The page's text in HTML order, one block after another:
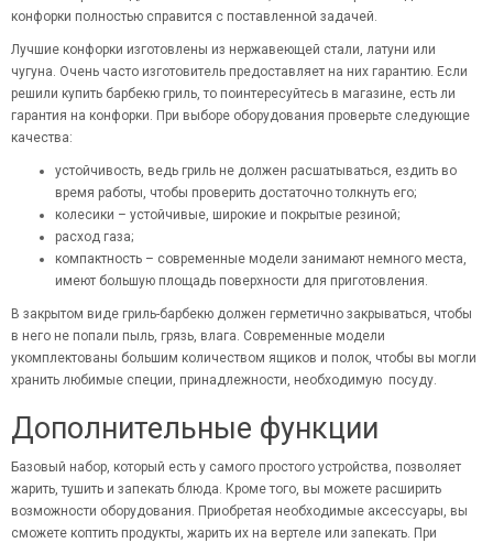
конфорки полностью справится с поставленной задачей.
Лучшие конфорки изготовлены из нержавеющей стали, латуни или
чугуна. Очень часто изготовитель предоставляет на них гарантию. Если
решили купить барбекю гриль, то поинтересуйтесь в магазине, есть ли
гарантия на конфорки. При выборе оборудования проверьте следующие
качества:
устойчивость, ведь гриль не должен расшатываться, ездить во
время работы, чтобы проверить достаточно толкнуть его;
колесики – устойчивые, широкие и покрытые резиной;
расход газа;
компактность – современные модели занимают немного места,
имеют большую площадь поверхности для приготовления.
В закрытом виде гриль-барбекю должен герметично закрываться, чтобы
в него не попали пыль, грязь, влага. Современные модели
укомплектованы большим количеством ящиков и полок, чтобы вы могли
хранить любимые специи, принадлежности, необходимую посуду.
Дополнительные функции
Базовый набор, который есть у самого простого устройства, позволяет
жарить, тушить и запекать блюда. Кроме того, вы можете расширить
возможности оборудования. Приобретая необходимые аксессуары, вы
сможете коптить продукты, жарить их на вертеле или запекать. При